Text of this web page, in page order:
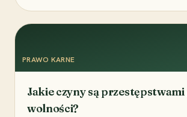
PRAWO KARNE
Jakie czyny są
wolności?